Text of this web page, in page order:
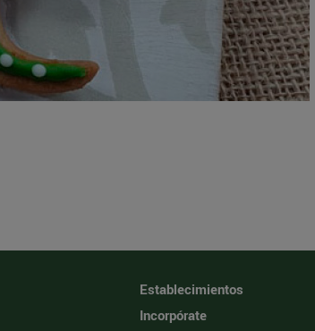
Establecimientos
Incorpórate